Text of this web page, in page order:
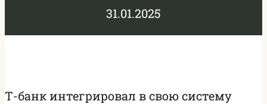
31.01.2025
Т-банк интегрировал в свою систему